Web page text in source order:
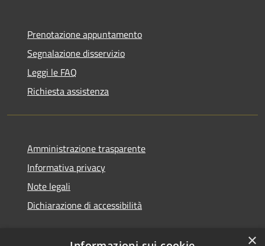
Prenotazione appuntamento
Segnalazione disservizio
Leggi le FAQ
Richiesta assistenza
Amministrazione trasparente
Informativa privacy
Note legali
Dichiarazione di accessibilità
×